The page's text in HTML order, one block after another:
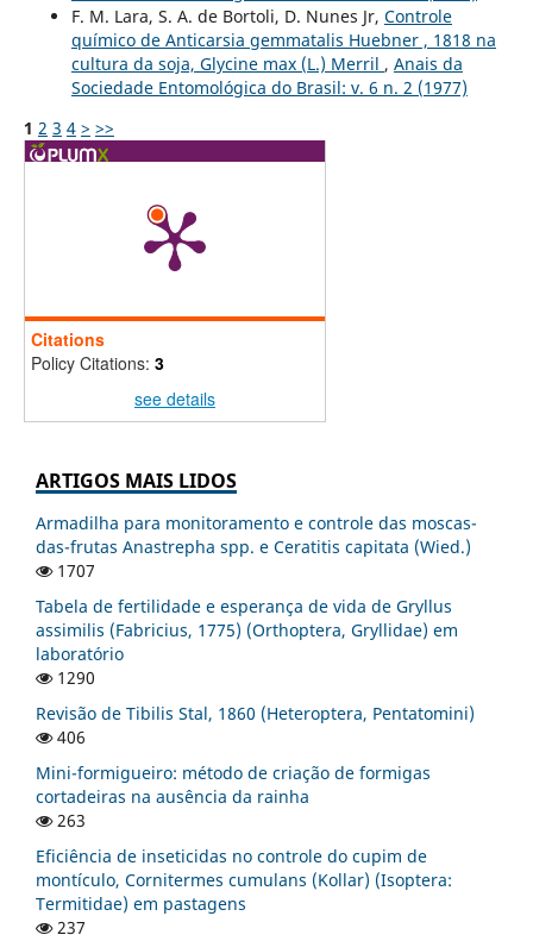
F. M. Lara, S. A. de Bortoli, D. Nunes Jr, Controle
químico de Anticarsia gemmatalis Huebner , 1818 na
cultura da soja, Glycine max (L.) Merril , Anais da
Sociedade Entomológica do Brasil: v. 6 n. 2 (1977)
1 2 3 4 > >>
Citations
Policy Citations: 3
see details
ARTIGOS MAIS LIDOS
Armadilha para monitoramento e controle das moscas-
das-frutas Anastrepha spp. e Ceratitis capitata (Wied.)
1707
Tabela de fertilidade e esperança de vida de Gryllus
assimilis (Fabricius, 1775) (Orthoptera, Gryllidae) em
laboratório
1290
Revisão de Tibilis Stal, 1860 (Heteroptera, Pentatomini)
406
Mini-formigueiro: método de criação de formigas
cortadeiras na ausência da rainha
263
Eficiência de inseticidas no controle do cupim de
montículo, Cornitermes cumulans (Kollar) (Isoptera:
Termitidae) em pastagens
237